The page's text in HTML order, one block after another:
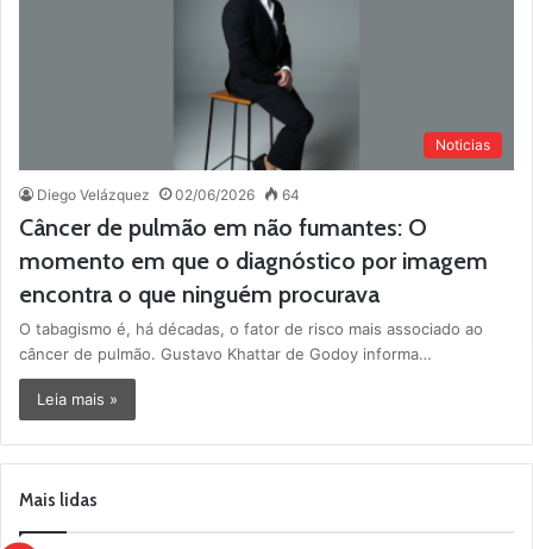
Noticias
Diego Velázquez 02/06/2026 64
Câncer de pulmão em não fumantes: O
momento em que o diagnóstico por imagem
encontra o que ninguém procurava
O tabagismo é, há décadas, o fator de risco mais associado ao
câncer de pulmão. Gustavo Khattar de Godoy informa…
Leia mais »
Mais lidas